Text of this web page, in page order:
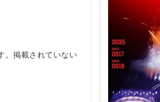
。掲載されていない